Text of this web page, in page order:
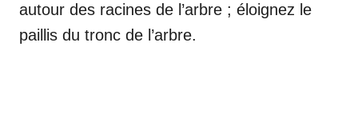
autour des racines de l’arbre ; éloignez le
paillis du tronc de l’arbre.